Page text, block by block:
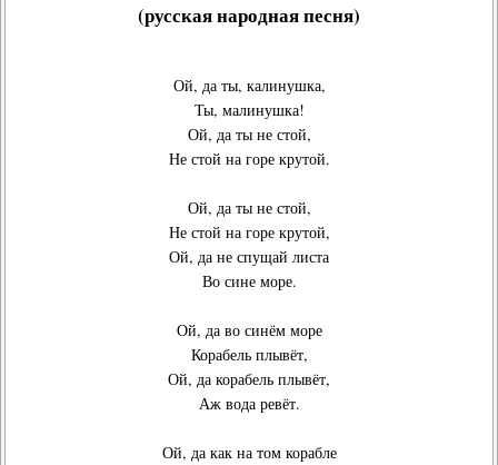
(русская народная песня)
Ой, да ты, калинушка,
Ты, малинушка!
Ой, да ты не стой,
Не стой на горе крутой.
Ой, да ты не стой,
Не стой на горе крутой,
Ой, да не спущай листа
Во сине море.
Ой, да во синём море
Корабель плывёт,
Ой, да корабель плывёт,
Аж вода ревёт.
Ой, да как на том корабле